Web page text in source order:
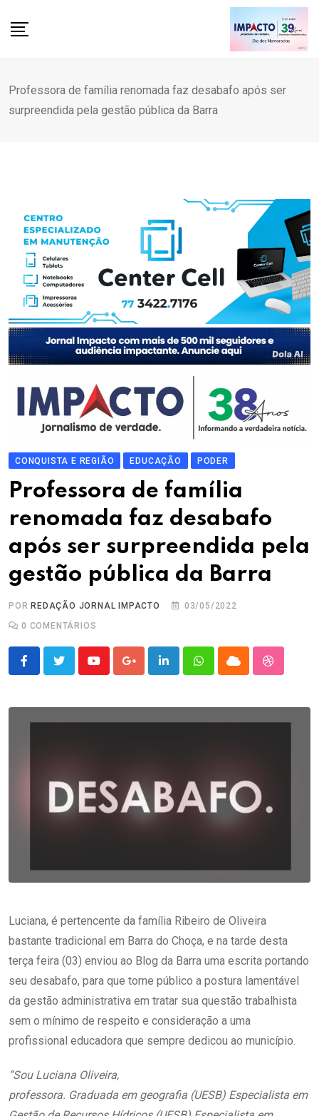
Professora de família renomada faz desabafo após ser
surpreendida pela gestão pública da Barra
CONQUISTA E REGIÃO EDUCAÇÃO PODER
Professora de família
renomada faz desabafo
após ser surpreendida pela
gestão pública da Barra
POR REDAÇÃO JORNAL IMPACTO
03/05/2022
0 COMENTÁRIOS
YoutubeGoogle+LinkedInWhatsappCloud
Luciana, é pertencente da família Ribeiro de Oliveira
bastante tradicional em Barra do Choça, e na tarde desta
terça feira (03) enviou ao Blog da Barra uma escrita portando
seu desabafo, para que torne público a postura lamentável
da gestão administrativa em tratar sua questão trabalhista
sem o mínimo de respeito e consideração a uma
profissional educadora que sempre dedicou ao município.
“Sou Luciana Oliveira,
professora. Graduada em geografia (UESB) Especialista em